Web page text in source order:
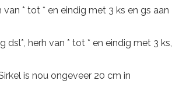
van * tot * en eindig met 3 ks en gs aan
dsl*, herh van * tot * en eindig met 3 ks,
is nou ongeveer 20 cm in